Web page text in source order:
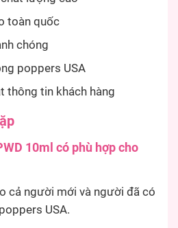
toàn quốc
chóng
poppers USA
thông tin khách hàng
10ml có phù hợp cho
cả người mới và người đã có
USA.